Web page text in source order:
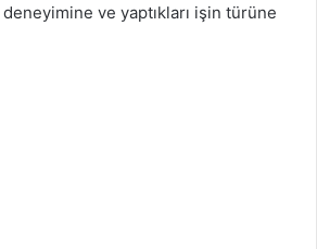
ve yaptıkları işin türüne